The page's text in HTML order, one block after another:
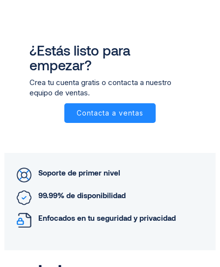
¿Estás listo para
empezar?
Crea tu cuenta gratis o contacta a nuestro
equipo de ventas.
Contacta a ventas
Soporte de primer nivel
99.99% de disponibilidad
Enfocados en tu seguridad y privacidad